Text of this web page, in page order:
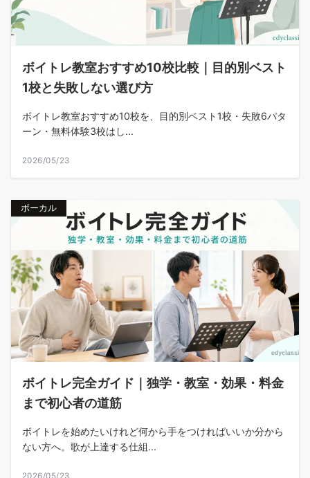
ボイトレ教室おすすめ10校比較｜目的別ベスト
1校と失敗しない選び方
ボイトレ教室おすすめ10校を、目的別ベスト1校・失敗6パタ
ーン・無料体験3校はし...
2026/05/23
ボーカル
ボイトレ完全ガイド｜独学・教室・効果・料金
まで初心者の道筋
ボイトレを始めたいけれど何から手をつければいいか分から
ない方へ。歌が上達する仕組...
2026/05/23